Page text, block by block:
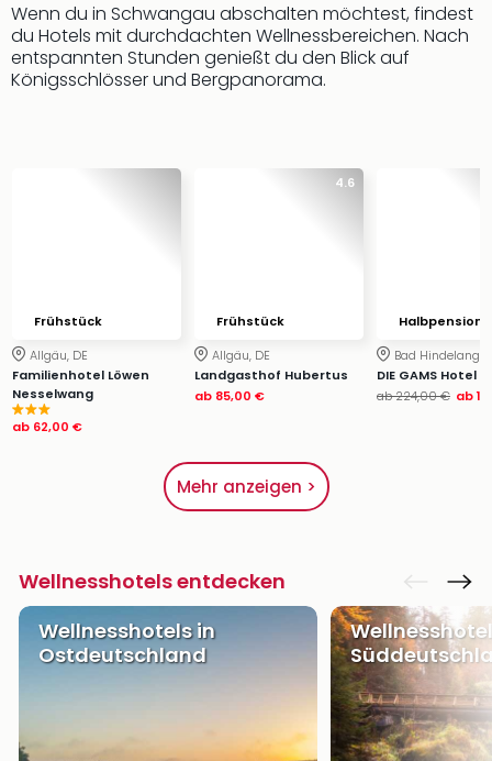
Wenn du in Schwangau abschalten möchtest, findest
du Hotels mit durchdachten Wellnessbereichen. Nach
entspannten Stunden genießt du den Blick auf
Königsschlösser und Bergpanorama.
Frühstück
Allgäu, DE
Familienhotel Löwen
Nesselwang
ab 62,00 €
4.6
Frühstück
Allgäu, DE
Landgasthof Hubertus
ab 85,00 €
Halbpension
Bad Hindelang,
DIE GAMS Hotel
ab224,00 € ab
Mehr anzeigen >
Wellnesshotels entdecken
Wellnesshotels in
Ostdeutschland